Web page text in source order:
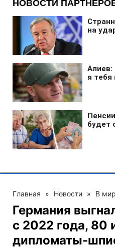
Главная » Новости » В
Германия
с 2022 года, 80
дипломаты-